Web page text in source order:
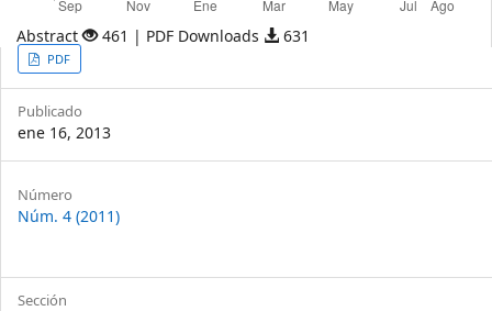
Abstract 461 | PDF Downloads 631
Article
Sidebar
PDF
Publicado
ene 16, 2013
Article
Details
Número
Núm. 4 (2011)
Sección